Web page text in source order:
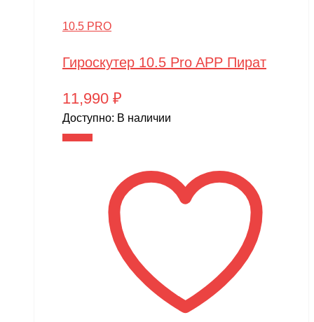
10.5 PRO
Гироскутер 10.5 Pro APP Пират
11,990 ₽
Доступно: В наличии